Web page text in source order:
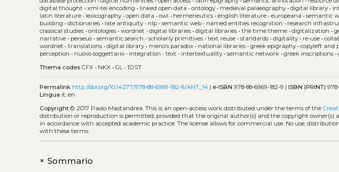
digital thought •xml-tei encoding • linked open data •ontology • medieval palaeography •digital library •
latin literature • lexicography •open data •owl • hermeneutics •english literature •europeana •semantic
building •dictionaries • late antiquity • nlp •semantic web • named entities recognition • research
classical studies •ontologies •wordnet •digital libraries •digital libraries •the time theme •digitalization •
narrative • perseus •semantic search •scholarly primitives •text reuse •standards •digitality • re-use •
wordnet •translations •digital library • meno’s paradox • national libraries •greek epigraphy •copyleft and
perception • nuovo soggettario • integration •text • intertextuality •semantic network •greek inscriptions •
Thema codes CFX • NKX •GL •1DST
Permalink http://doi.org/10.14277/978-88-6969-182-9/ANT_14 | e-ISBN 978-88-6969-182-9 |ISBN (PRINT)
Lingua it, en
Copyright © 2017 Paolo Mastandrea.This is an open-access work distributed under the terms of the
distribution or reproduction is permitted, provided that the original author(s) and the copyright owner(s)
in accordance with accepted academic practice. The license allows for commercial use. No use,
with these terms.
+Sommario